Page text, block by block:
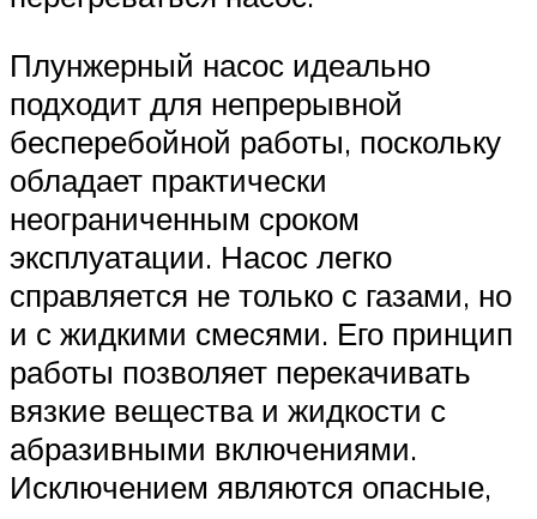
Плунжерный насос идеально
подходит для непрерывной
бесперебойной работы, поскольку
обладает практически
неограниченным сроком
эксплуатации. Насос легко
справляется не только с газами, но
и с жидкими смесями. Его принцип
работы позволяет перекачивать
вязкие вещества и жидкости с
абразивными включениями.
Исключением являются опасные,